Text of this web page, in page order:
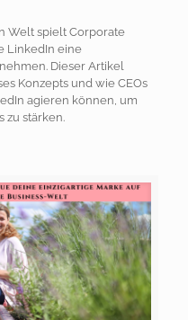
Welt spielt Corporate
LinkedIn eine
Dieser Artikel
Konzepts und wie CEOs
agieren können, um
zu stärken.